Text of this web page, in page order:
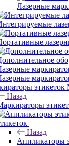
Лазерные
Назад
Назад
Аппликаторы